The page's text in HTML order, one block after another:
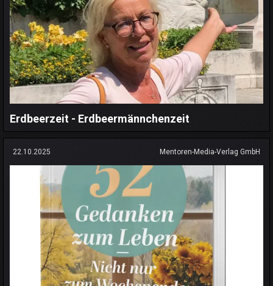
Erdbeerzeit - Erdbeermännchenzeit
22.10.2025 Mentoren-Media-Verlag GmbH